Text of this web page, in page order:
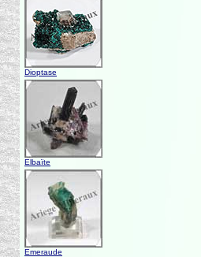
Dioptase
Elbaïte
Emeraude